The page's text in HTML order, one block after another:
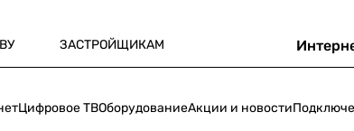
ЗАСТРОЙЩИКАМ
Цифровое ТВОборудованиеАкции и новости